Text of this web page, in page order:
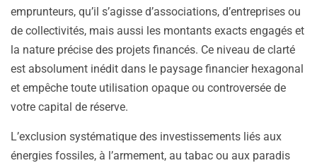
emprunteurs, qu’il s’agisse d’associations, d’entreprises ou
de collectivités, mais aussi les montants exacts engagés et
la nature précise des projets financés. Ce niveau de clarté
est absolument inédit dans le paysage financier hexagonal
et empêche toute utilisation opaque ou controversée de
votre capital de réserve.
L’exclusion systématique des investissements liés aux
énergies fossiles, à l’armement, au tabac ou aux paradis